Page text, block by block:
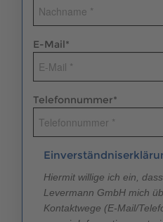
E-Mail*
Telefonnummer*
Hiermit willige ich ein,
Levermann GmbH mich
Kontaktwege (E-Mail/